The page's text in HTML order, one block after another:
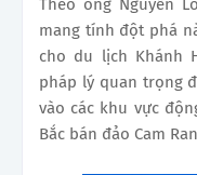
Theo ông Nguyễn
mang tính đột phá
cho du lịch Khánh
pháp lý quan trọng
vào các khu vực
Bắc bán đảo Cam